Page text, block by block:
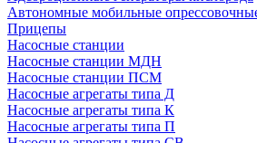
Автономные мобильные
Прицепы
Насосные станции
Насосные станции МДН
Насосные станции ПСМ
Насосные агрегаты типа Д
Насосные агрегаты типа К
Насосные агрегаты типа П